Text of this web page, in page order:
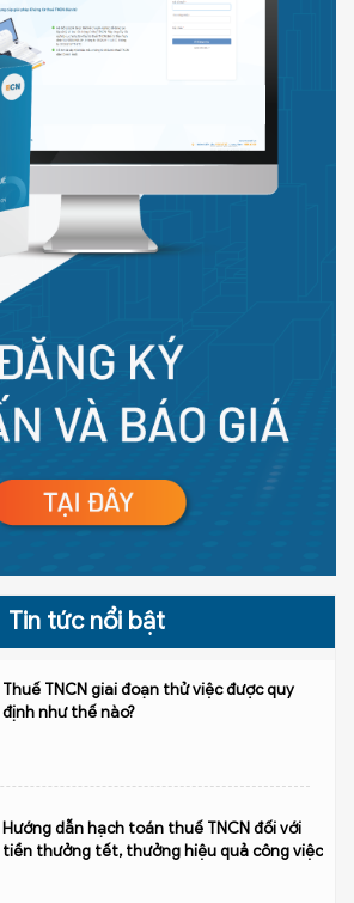
Tin tức nổi bật
Thuế TNCN giai đoạn thử việc được quy
định như thế nào?
Hướng dẫn hạch toán thuế TNCN đối với
tiền thưởng tết, thưởng hiệu quả công việc